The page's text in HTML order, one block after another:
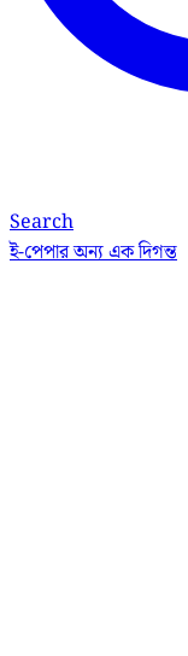
Search
ই-পেপারঅন্য এক দিগন্ত